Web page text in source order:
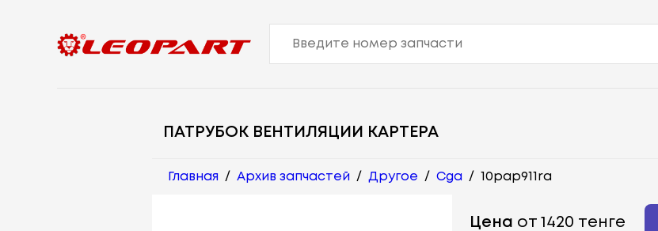
ПАТРУБОК ВЕНТИЛЯЦИИ КАРТЕРА
Главная / Архив запчастей / Другое / Cga / 10pap911ra
Цена от 1420 тенге